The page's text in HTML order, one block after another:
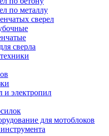
по металлу
сверел
сверла
и электропил
для мотоблоков